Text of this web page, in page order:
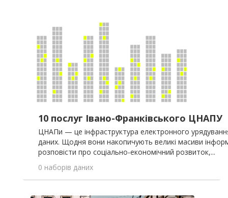
10 послуг Івано-Франківського ЦНАПУ
ЦНАПи — це інфраструктура електронного
даних. Щодня вони накопичують великі масиви
розповісти про соціально-економічний розвиток,...
0 наборів даних